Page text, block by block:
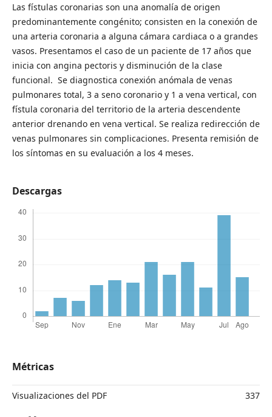
Las fístulas coronarias son una anomalía de origen
predominantemente congénito; consisten en la conexión de
una arteria coronaria a alguna cámara cardiaca o a grandes
vasos. Presentamos el caso de un paciente de 17 años que
inicia con angina pectoris y disminución de la clase
funcional. Se diagnostica conexión anómala de venas
pulmonares total, 3 a seno coronario y 1 a vena vertical, con
fístula coronaria del territorio de la arteria descendente
anterior drenando en vena vertical. Se realiza redirección de
venas pulmonares sin complicaciones. Presenta remisión de
los síntomas en su evaluación a los 4 meses.
Descargas
Métricas
Visualizaciones del PDF 337